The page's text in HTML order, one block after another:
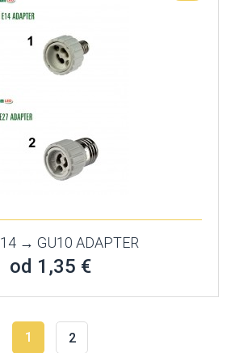
→ GU10 ADAPTER
od 1,35 €
1 2